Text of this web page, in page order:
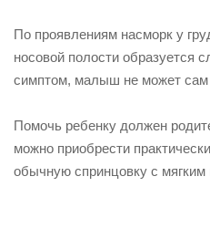
По проявлениям насморк у
носовой полости образуется
симптом, малыш не может сам
Помочь ребенку должен
можно приобрести
обычную спринцовку с мягким